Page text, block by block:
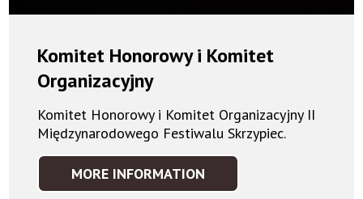
Komitet Honorowy i Komitet
Organizacyjny
Komitet Honorowy i Komitet Organizacyjny II
Międzynarodowego Festiwalu Skrzypiec.
MORE INFORMATION
KOMITET